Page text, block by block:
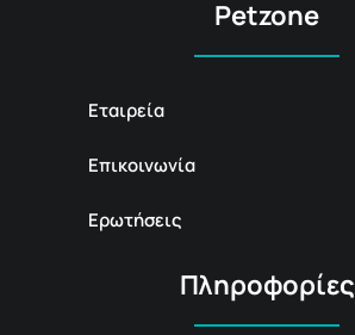
Petzone
Εταιρεία
Επικοινωνία
Ερωτήσεις
Πληροφορίες